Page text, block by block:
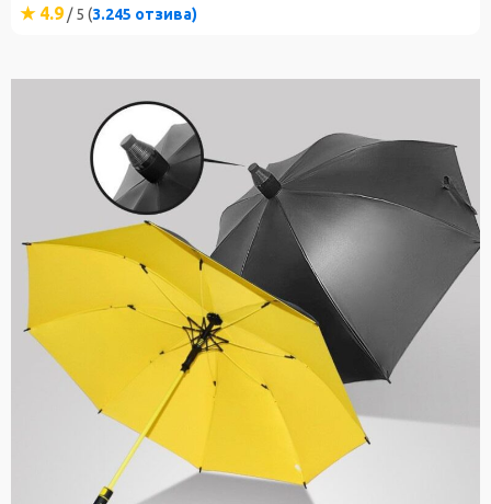
★ 4.9 / 5 (3.245 отзива)